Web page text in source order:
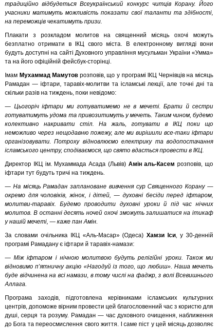
традиційно відбудеться Всеукраїнський конкурс читців Корану. Його
учасники матимуть можливість показати свої таланти та здібності,
на переможців чекатимуть призи.
Плакати з розкладом молитов на священний місяць охочі можуть
безплатно отримати в ІКЦ свого міста. В електронному вигляді вони
будуть доступні на сайті Духовного управління мусульман України «Умма»
та на його офіційній фейсбук-сторінці.
Імам Мухаммад Мамутов розповів, що у програмі ІКЦ Чернівців на місяць
Рамадан — іфтари, таравіх-молитви та ісламські лекції, але точні дні та
скільки разів на тиждень, поки невідомо:
— Цьогоріч іфтари ми готуватимемо не в мечеті. Брати й сестри
готуватимуть удома та привозитимуть у мечеть. Таким чином, будемо
колективно накривати стіл. На жаль, готувати в ІКЦ поки що
неможливо через нещодавню пожежу, але ми вирішили все-таки іфтари
організовувати. Потроху відновлюємо електрику та водопостачання
ісламського центру, сподіваємося, що свято вдасться провести в ІКЦ.
Директор ІКЦ ім. Мухаммада Асада (Львів) Амін аль-Касем розповів, що
іфтари тут будуть тричі на тиждень.
— На місяць Рамадан заплановане вивчення сур Священного Корану —
окремо для чоловіків, жінок, і дітей, — духовні бесіди перед іфтаром,
молитви-таравіх. Будемо проводити духовні уроки й під час нічних
молитов. В останні десять ночей охочі зможуть залишатися на ітикаф
у нашій мечеті, — каже пан Амін.
За словами очільника ІКЦ «Аль-Масар» (Одеса)Хамзи Іси, у 30-денній
програмі Рамадану є іфтари й таравіх-намази:
— Між іфтаром і нічною молитвою будуть релігійні уроки. Також ми
відновимо п’ятничну акцію «Нагодуй із того, що любиш». Наша мечеть
буде відчинена на всі намази, в тому числі на фаджр, з волі Всевишнього
Аллага.
Програма заходів, підготовлена керівниками ісламських культурних
центрів, допоможе вірним провести цей благословенний час з користю для
душі, серця та розуму. Рамадан — час духовного очищення, наближення
до Бога та переосмислення свого життя. І саме піст у цей місяць дозволяє